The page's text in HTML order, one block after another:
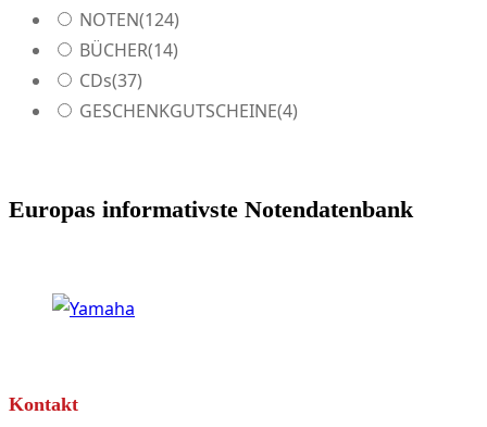
NOTEN(124)
BÜCHER(14)
CDs(37)
GESCHENKGUTSCHEINE(4)
Europas informativste Notendatenbank
Kontakt